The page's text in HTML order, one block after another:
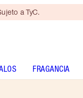
a TyC.
FRAGANCIA